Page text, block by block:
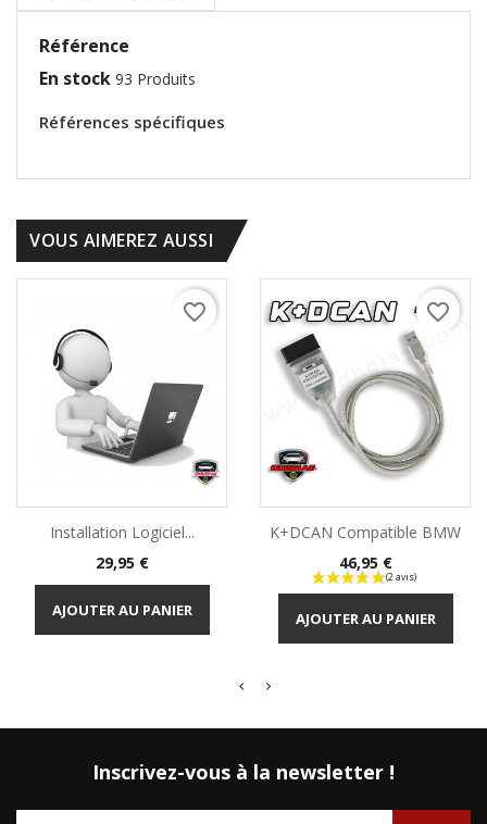
Référence
En stock 93 Produits
Références spécifiques
VOUS AIMEREZ AUSSI
Installation Logiciel...
Prix
29,95 €
AJOUTER AU PANIER
favorite_border
K+DCAN Compatible BMW
Prix
46,95 €
AJOUTER AU PANIER
favorite_border
Inscrivez-vous à la newsletter !